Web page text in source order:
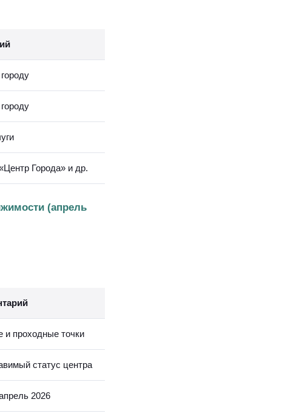
Города» и др.
(апрель
и проходные точки
статус центра
2026